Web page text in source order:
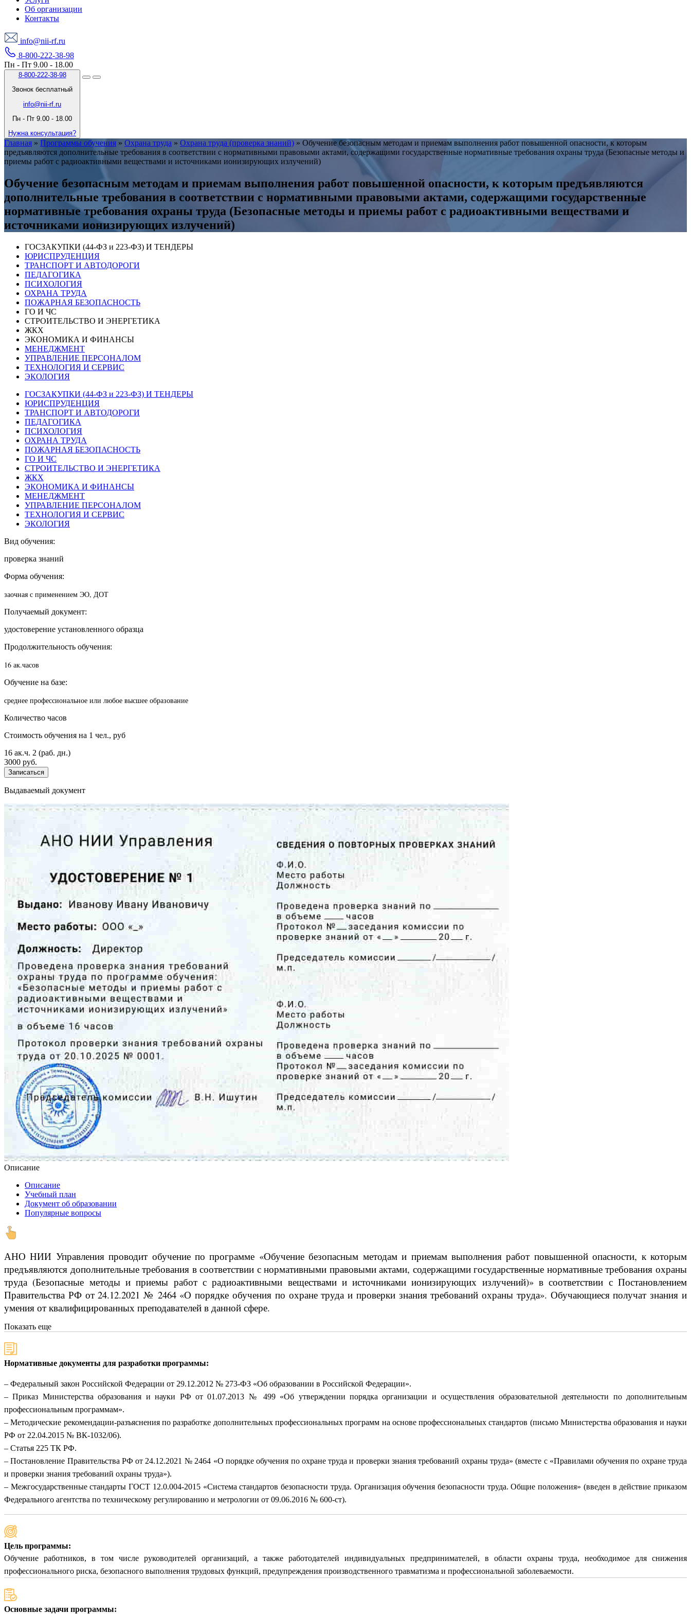
Об организации
Контакты
info@nii-rf.ru
8-800-222-38-98
Пн - Пт 9.00 - 18.00
8-800-222-38-98
Звонок бесплатный
info@nii-rf.ru
Пн - Пт 9.00 - 18.00
Нужна консультация?
Главная » Программы обучения » Охрана труда » Охрана труда (проверка знаний) » Обучение безопасным методам и приемам выполнения работ повышенной опасности, к которым
предъявляются дополнительные требования в соответствии с нормативными правовыми актами, содержащими государственные нормативные требования охраны труда (Безопасные методы и
приемы работ с радиоактивными веществами и источниками ионизирующих излучений)
Обучение безопасным методам и приемам выполнения работ повышенной опасности, к которым предъявляются
дополнительные требования в соответствии с нормативными правовыми актами, содержащими государственные
нормативные требования охраны труда (Безопасные методы и приемы работ с радиоактивными веществами и
источниками ионизирующих излучений)
ГОСЗАКУПКИ (44-ФЗ и 223-ФЗ) И ТЕНДЕРЫ
ЮРИСПРУДЕНЦИЯ
ТРАНСПОРТ И АВТОДОРОГИ
ПЕДАГОГИКА
ПСИХОЛОГИЯ
ОХРАНА ТРУДА
ПОЖАРНАЯ БЕЗОПАСНОСТЬ
ГО И ЧС
СТРОИТЕЛЬСТВО И ЭНЕРГЕТИКА
ЖКХ
ЭКОНОМИКА И ФИНАНСЫ
МЕНЕДЖМЕНТ
УПРАВЛЕНИЕ ПЕРСОНАЛОМ
ТЕХНОЛОГИЯ И СЕРВИС
ЭКОЛОГИЯ
ГОСЗАКУПКИ (44-ФЗ и 223-ФЗ) И ТЕНДЕРЫ
ЮРИСПРУДЕНЦИЯ
ТРАНСПОРТ И АВТОДОРОГИ
ПЕДАГОГИКА
ПСИХОЛОГИЯ
ОХРАНА ТРУДА
ПОЖАРНАЯ БЕЗОПАСНОСТЬ
ГО И ЧС
СТРОИТЕЛЬСТВО И ЭНЕРГЕТИКА
ЖКХ
ЭКОНОМИКА И ФИНАНСЫ
МЕНЕДЖМЕНТ
УПРАВЛЕНИЕ ПЕРСОНАЛОМ
ТЕХНОЛОГИЯ И СЕРВИС
ЭКОЛОГИЯ
Вид обучения:
проверка знаний
Форма обучения:
заочная с применением ЭО, ДОТ
Получаемый документ:
удостоверение установленного образца
Продолжительность обучения:
16 ак.часов
Обучение на базе:
среднее профессиональное или любое высшее образование
Количество часов
Стоимость обучения на 1 чел., руб
16 ак.ч. 2 (раб. дн.)
3000 руб.
Записаться
Выдаваемый документ
Описание
Описание
Учебный план
Документ об образовании
Популярные вопросы
АНО НИИ Управления проводит обучение по программе «Обучение безопасным методам и приемам выполнения работ повышенной опасности, к которым
предъявляются дополнительные требования в соответствии с нормативными правовыми актами, содержащими государственные нормативные требования охраны
труда (Безопасные методы и приемы работ с радиоактивными веществами и источниками ионизирующих излучений)» в соответствии с Постановлением
Правительства РФ от 24.12.2021 № 2464 «О порядке обучения по охране труда и проверки знания требований охраны труда». Обучающиеся получат знания и
умения от квалифицированных преподавателей в данной сфере.
Показать еще
Нормативные документы для разработки программы:
– Федеральный закон Российской Федерации от 29.12.2012 № 273-ФЗ «Об образовании в Российской Федерации».
– Приказ Министерства образования и науки РФ от 01.07.2013 № 499 «Об утверждении порядка организации и осуществления образовательной деятельности по дополнительным
профессиональным программам».
– Методические рекомендации-разъяснения по разработке дополнительных профессиональных программ на основе профессиональных стандартов (письмо Министерства образования и науки
РФ от 22.04.2015 № ВК-1032/06).
– Статья 225 ТК РФ.
– Постановление Правительства РФ от 24.12.2021 № 2464 «О порядке обучения по охране труда и проверки знания требований охраны труда» (вместе с «Правилами обучения по охране труда
и проверки знания требований охраны труда»).
– Межгосударственные стандарты ГОСТ 12.0.004-2015 «Система стандартов безопасности труда. Организация обучения безопасности труда. Общие положения» (введен в действие приказом
Федерального агентства по техническому регулированию и метрологии от 09.06.2016 № 600-ст).
Цель программы:
Обучение работников, в том числе руководителей организаций, а также работодателей индивидуальных предпринимателей, в области охраны труда, необходимое для снижения
профессионального риска, безопасного выполнения трудовых функций, предупреждения производственного травматизма и профессиональной заболеваемости.
Основные задачи программы: